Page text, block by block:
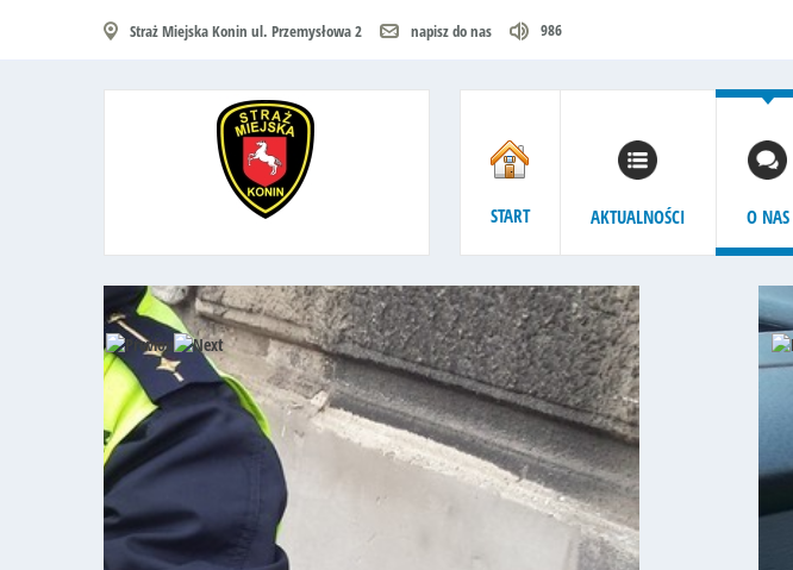
Straż Miejska Konin ul. Przemysłowa 2 napisz do nas 986
START AKTUALNOŚCI O NAS
POMOC ZWIERZĘTOM
Straż Miejska w Koninie
wielokrotnie służy pomocą i
wsparciem w zakresie
niesienia pomocy zwierzętom